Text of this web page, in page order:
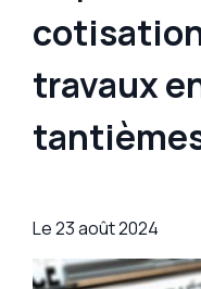
travaux
Le23 août 2024